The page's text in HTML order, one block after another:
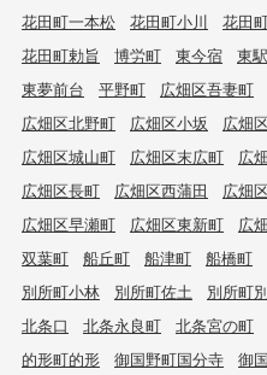
花田町一本松
花田町小川 花田
花田町勅旨
博労町 東今宿 東
東夢前台
平野町 広畑区吾妻町
広畑区北野町
広畑区小坂 広畑
広畑区城山町
広畑区末広町 広
広畑区長町
広畑区西蒲田 広畑
広畑区早瀬町
広畑区東新町 広
双葉町
船丘町 船津町 船橋町
別所町小林
別所町佐土 別所町
北条口
北条永良町 北条宮の町
的形町的形
御国野町国分寺 御